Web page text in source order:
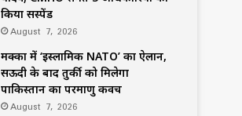
किया सस्पेंड
August 7, 2026
मक्का में ‘इस्लामिक NATO’ का ऐलान,
सऊदी के बाद तुर्की को मिलेगा
पाकिस्तान का परमाणु कवच
August 7, 2026